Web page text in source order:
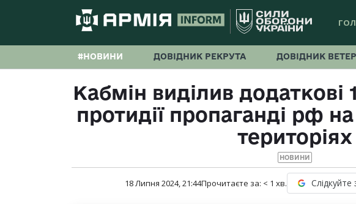
#НОВИНИ ДОВІДНИК РЕКРУТА ДОВІДНИК
Кабмін виділив додаткові
протидії пропаганді рф
територіях
НОВИНИ
18 Липня 2024, 21:44Прочитаєте за: < 1 хв.